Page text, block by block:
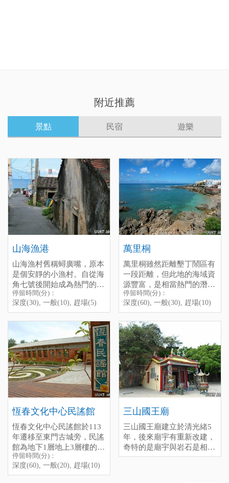
附近推薦
景點 民宿 遊樂
山海漁港
山海漁村舊稱蟳廣嘴，原本
是個安靜的小漁村。自從海
角七號後開始成為熱門的景
點之一。不過這裡巷弄狹
窄，車輛出入不易會車，假
日建議步行至漁港參觀。
Shanhai Fishery Harbor
Shanhai Fishery Harbor was
caIled "Xun-guang-zui", it
was a quiet and small fish
village, but since it has been
featured as a scene in the
movie " Cape No.7", this
place becomes more and
more popuIar. There are
many seafood restaurants
near the harbor, the seafood
there is reaIIy fresh and
delicious, after enjoying the
food, you can take a walk
along the harbor, the sunset
there is really beautiful, l
But careful, because of it is a
really smaII village, the lane
is quite narrow, l suggest you
to park your car outside and
walk into the harbor.
停留時間(分)：深度(30), 一
般(10), 趕場(5)
[標籤：免費 防曬 海角七號
]
停留時間(分)：
深度(30), 一般(10), 趕場(5)
萬里桐
萬里桐雖然距離墾丁鬧區有
一段距離，但此地的海域資
源豐富，是相當熱門的潛
點，許多潛水愛好者十分喜
愛特地前來此處潛水，這裡
也有幾間店家提供潛水服
務，無論是浮潛或深潛都相
當適合。
這邊還有一間「阿嬤麵
店」，許多人玩完水後，都
喜歡坐在岸邊一邊看海、一
邊吃著熱騰騰的湯麵補充體
力，常常能看到岸上有一整
排穿著潛水衣、捧著陽春麵
的潛水客，形成一幅有趣的
景象。
萬里桐同時也是電影「海角
七號」中阿嘉偷閒看海游泳
的地方，是許多追星族會來
朝聖的景點之一。
Wanlitong
If you are a diving lover,
there is a pIace you should
go in Kenting-"Wanlitong".
It is a bit far from the
downtown of Kenting to
Wanlitong, but the sea there
There is a small noodle store
next to the beach, and the
停留時間(分)：
深度(60), 一般(30), 趕場(10)
恆春文化中心民謠館
恆春文化中心民謠館於113
年遷移至東門古城旁，民謠
館為地下1層地上3層樓的建
築物，內部空間主要規畫為
民謠展示區、聲音博物館、
民謠傳習教室、及圖書閱覽
停留時間(分)：
深度(60), 一般(20), 趕場(10)
三山國王廟
三山國王廟建立於清光緒5
年，後來廟宇有重新改建，
奇特的是廟宇與岩石是相
連，而因廟宇前場地很寬